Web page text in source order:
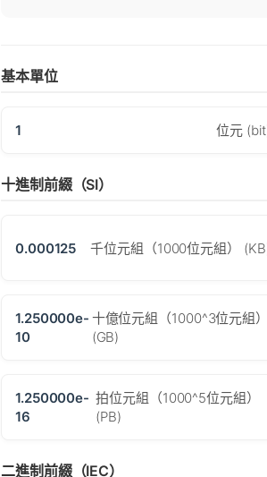
基本單位
1 位元
十進制前綴（SI）
0.000125 千位元組（1000位元組）
1.250000e-
10
十億位元組（1000^3位元組）
(GB)
1.250000e-
16
拍位元組（1000^5位元組）
(PB)
二進制前綴（IEC）